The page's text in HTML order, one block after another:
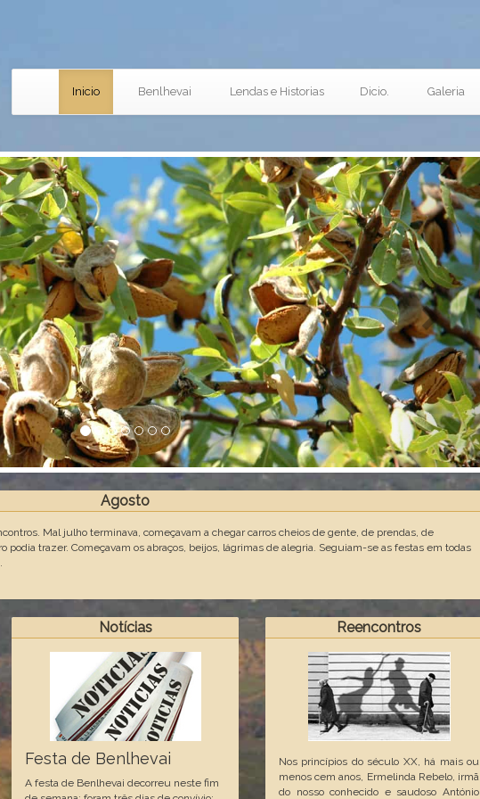
Inicio Benlhevai Lendas e Historias Dicio. Galeria
Next
Agosto
Mal julho terminava, começavam a chegar carros cheios de gente, de prendas, de
podia trazer. Começavam os abraços, beijos, lágrimas de alegria. Seguiam-se as festas em todas
Notícias
Festa de Benlhevai
A festa de Benlhevai decorreu neste fim
Reencontros
Nos princípios do século XX, há mais ou
menos cem anos, Ermelinda Rebelo, irmã
do nosso conhecido e saudoso António